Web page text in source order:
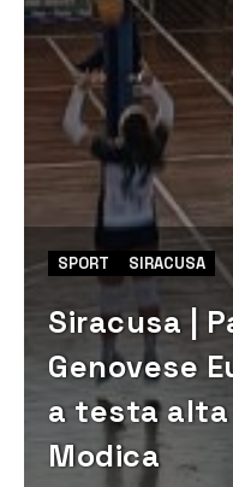
SPORT SIRACUSA
Siracusa |
Genovese
a testa
Modica